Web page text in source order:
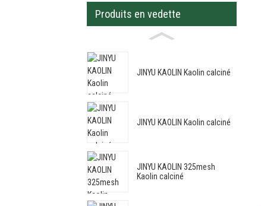
Produits en vedette
JINYU KAOLIN Kaolin calciné
JINYU KAOLIN Kaolin calciné
JINYU KAOLIN 325mesh
Kaolin calciné